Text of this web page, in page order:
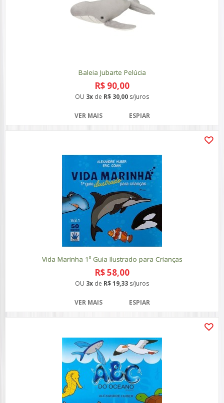
Baleia Jubarte Pelúcia
R$ 90,00
OU 3x de R$ 30,00 s/juros
VER MAIS ESPIAR
Vida Marinha 1º Guia Ilustrado para Crianças
R$ 58,00
OU 3x de R$ 19,33 s/juros
VER MAIS ESPIAR